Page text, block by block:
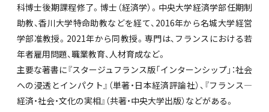
科博士後期課程修了。博士（経済学）。中央大学経済学部任期制
助教、香川大学特命助教などを経て、2016年から名城大学経営
学部准教授。2021年から同教授。専門は、フランスにおける若
年者雇用問題、職業教育、人材育成など。
主要な著書に『スタージュフランス版「インターンシップ」：社会
への浸透とインパクト』（単著・日本経済評論社）、『フランス―
経済・社会・文化の実相』（共著・中央大学出版）などがある。